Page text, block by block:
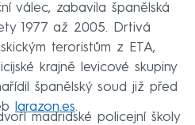
válec, zabavila španělská
1977 až 2005. Drtivá
teroristům z ETA,
krajně levicové skupiny
španělský soud již před
larazon.es.
madridské policejní školy